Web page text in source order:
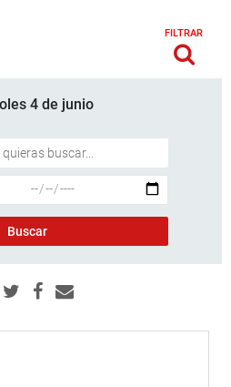
FILTRAR
4 de junio